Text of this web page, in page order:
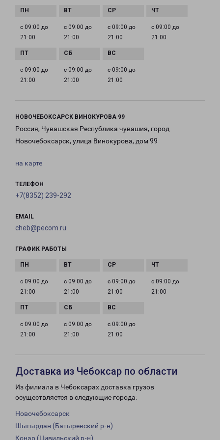
с 09:00 до
21:00
с 09:00 до
21:00
с 09:00 до
21:00
с 09:00 до
21:00
с 09:00 до
21:00
с 09:00 до
21:00
с 09:00 до
21:00
НОВОЧЕБОКСАРСК ВИНОКУРОВА 99
Россия, Чувашская Республика чувашия, город
Новочебоксарск, улица Винокурова, дом 99
на карте
ТЕЛЕФОН
+7(8352) 239-292
EMAIL
cheb@pecom.ru
ГРАФИК РАБОТЫ
с 09:00 до
21:00
с 09:00 до
21:00
с 09:00 до
21:00
с 09:00 до
21:00
с 09:00 до
21:00
с 09:00 до
21:00
с 09:00 до
21:00
Доставка из Чебоксар по области
Из филиала в Чебоксарах доставка грузов
осуществляется в следующие города:
Новочебоксарск
Шыгырдан (Батыревский р-н)
Конар (Цивильский р-н)